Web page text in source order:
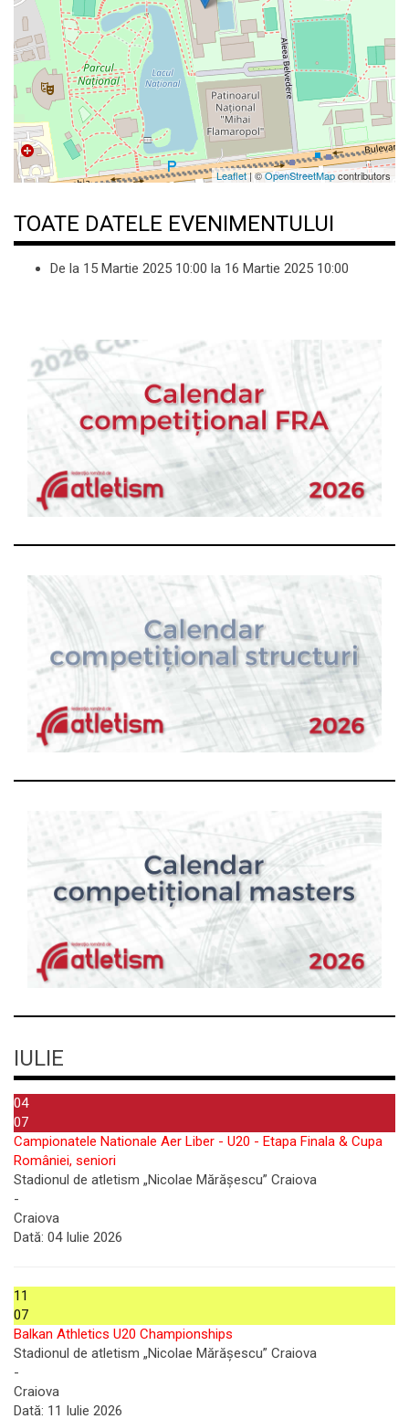
Leaflet| ©OpenStreetMapcontributors
TOATE DATELE EVENIMENTULUI
De la 15 Martie 2025 10:00 la 16 Martie 2025 10:00
IULIE
04
07
Campionatele Nationale Aer Liber - U20 - Etapa Finala & Cupa
României, seniori
Stadionul de atletism „Nicolae Mărășescu” Craiova
-
Craiova
Dată: 04 Iulie 2026
11
07
Balkan Athletics U20 Championships
Stadionul de atletism „Nicolae Mărășescu” Craiova
-
Craiova
Dată: 11 Iulie 2026